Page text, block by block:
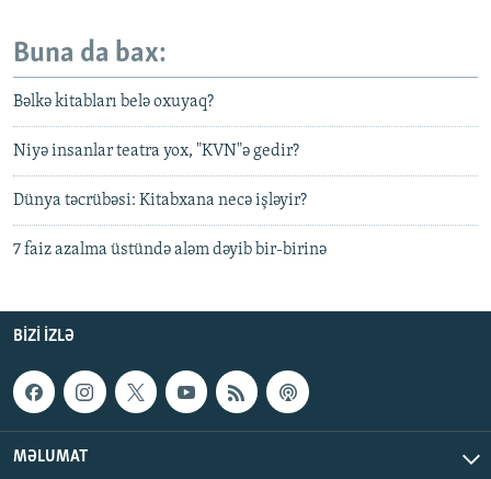
Buna da bax:
Bəlkə kitabları belə oxuyaq?
Niyə insanlar teatra yox, "KVN"ə gedir?
Dünya təcrübəsi: Kitabxana necə işləyir?
7 faiz azalma üstündə aləm dəyib bir-birinə
BIZI IZLƏ
MƏLUMAT